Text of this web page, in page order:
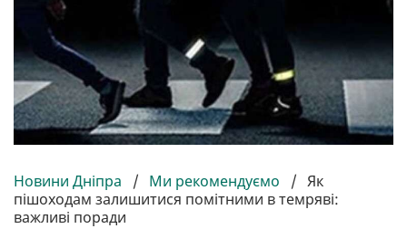
Новини Дніпра / Ми рекомендуємо / Як
пішоходам залишитися помітними в темряві:
важливі поради